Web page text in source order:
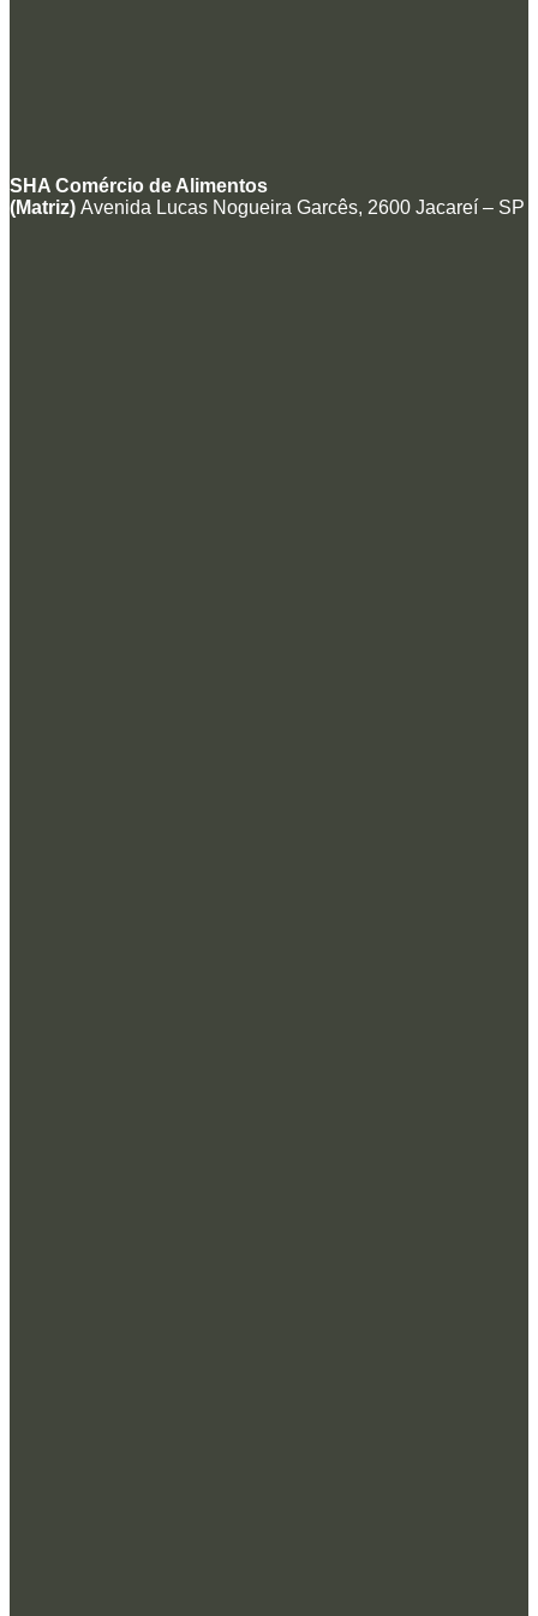
SHA Comércio de Alimentos
(Matriz) Avenida Lucas Nogueira Garcês, 2600 Jacareí – SP